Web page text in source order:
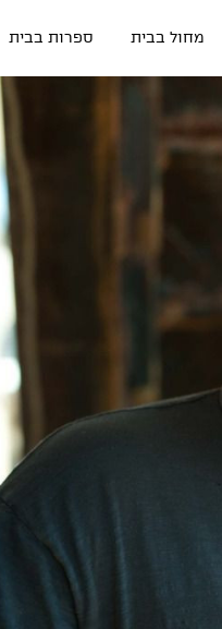
מחול בבית ספרות בבית